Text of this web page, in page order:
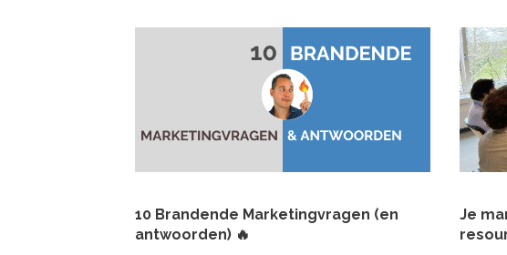
10 Brandende Marketingvragen (en
antwoorden) 🔥
Je